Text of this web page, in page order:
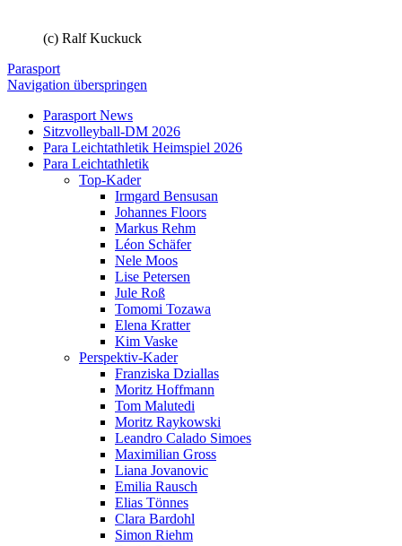
(c) Ralf Kuckuck
Parasport
Navigation überspringen
Parasport News
Sitzvolleyball-DM 2026
Para Leichtathletik Heimspiel 2026
Para Leichtathletik
Top-Kader
Irmgard Bensusan
Johannes Floors
Markus Rehm
Léon Schäfer
Nele Moos
Lise Petersen
Jule Roß
Tomomi Tozawa
Elena Kratter
Kim Vaske
Perspektiv-Kader
Franziska Dziallas
Moritz Hoffmann
Tom Malutedi
Moritz Raykowski
Leandro Calado Simoes
Maximilian Gross
Liana Jovanovic
Emilia Rausch
Elias Tönnes
Clara Bardohl
Simon Riehm